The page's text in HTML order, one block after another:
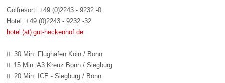
Golfresort: +49 (0)2243 - 9232 -0
Hotel: +49 (0)2243 - 9232 -32
hotel (at) gut-heckenhof.de
 30 Min: Flughafen Köln / Bonn
 15 Min: A3 Kreuz Bonn / Siegburg
 20 Min: ICE - Siegburg / Bonn